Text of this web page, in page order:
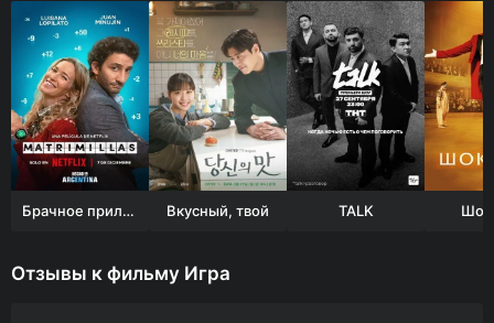
Брачное приложение Вкусный, твой TALK
Отзывы к фильму Игра